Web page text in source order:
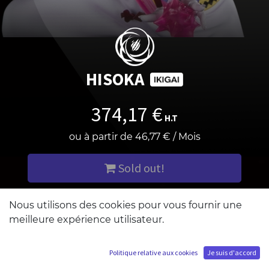
HISOKA
374,17 € H.T
ou à partir de 46,77€ / Mois
Sold out!
M'ajouter à la liste d'attente
Nous utilisons des cookies pour vous fournir une
meilleure expérience utilisateur.
Politique relative aux cookies Je suis d'accord